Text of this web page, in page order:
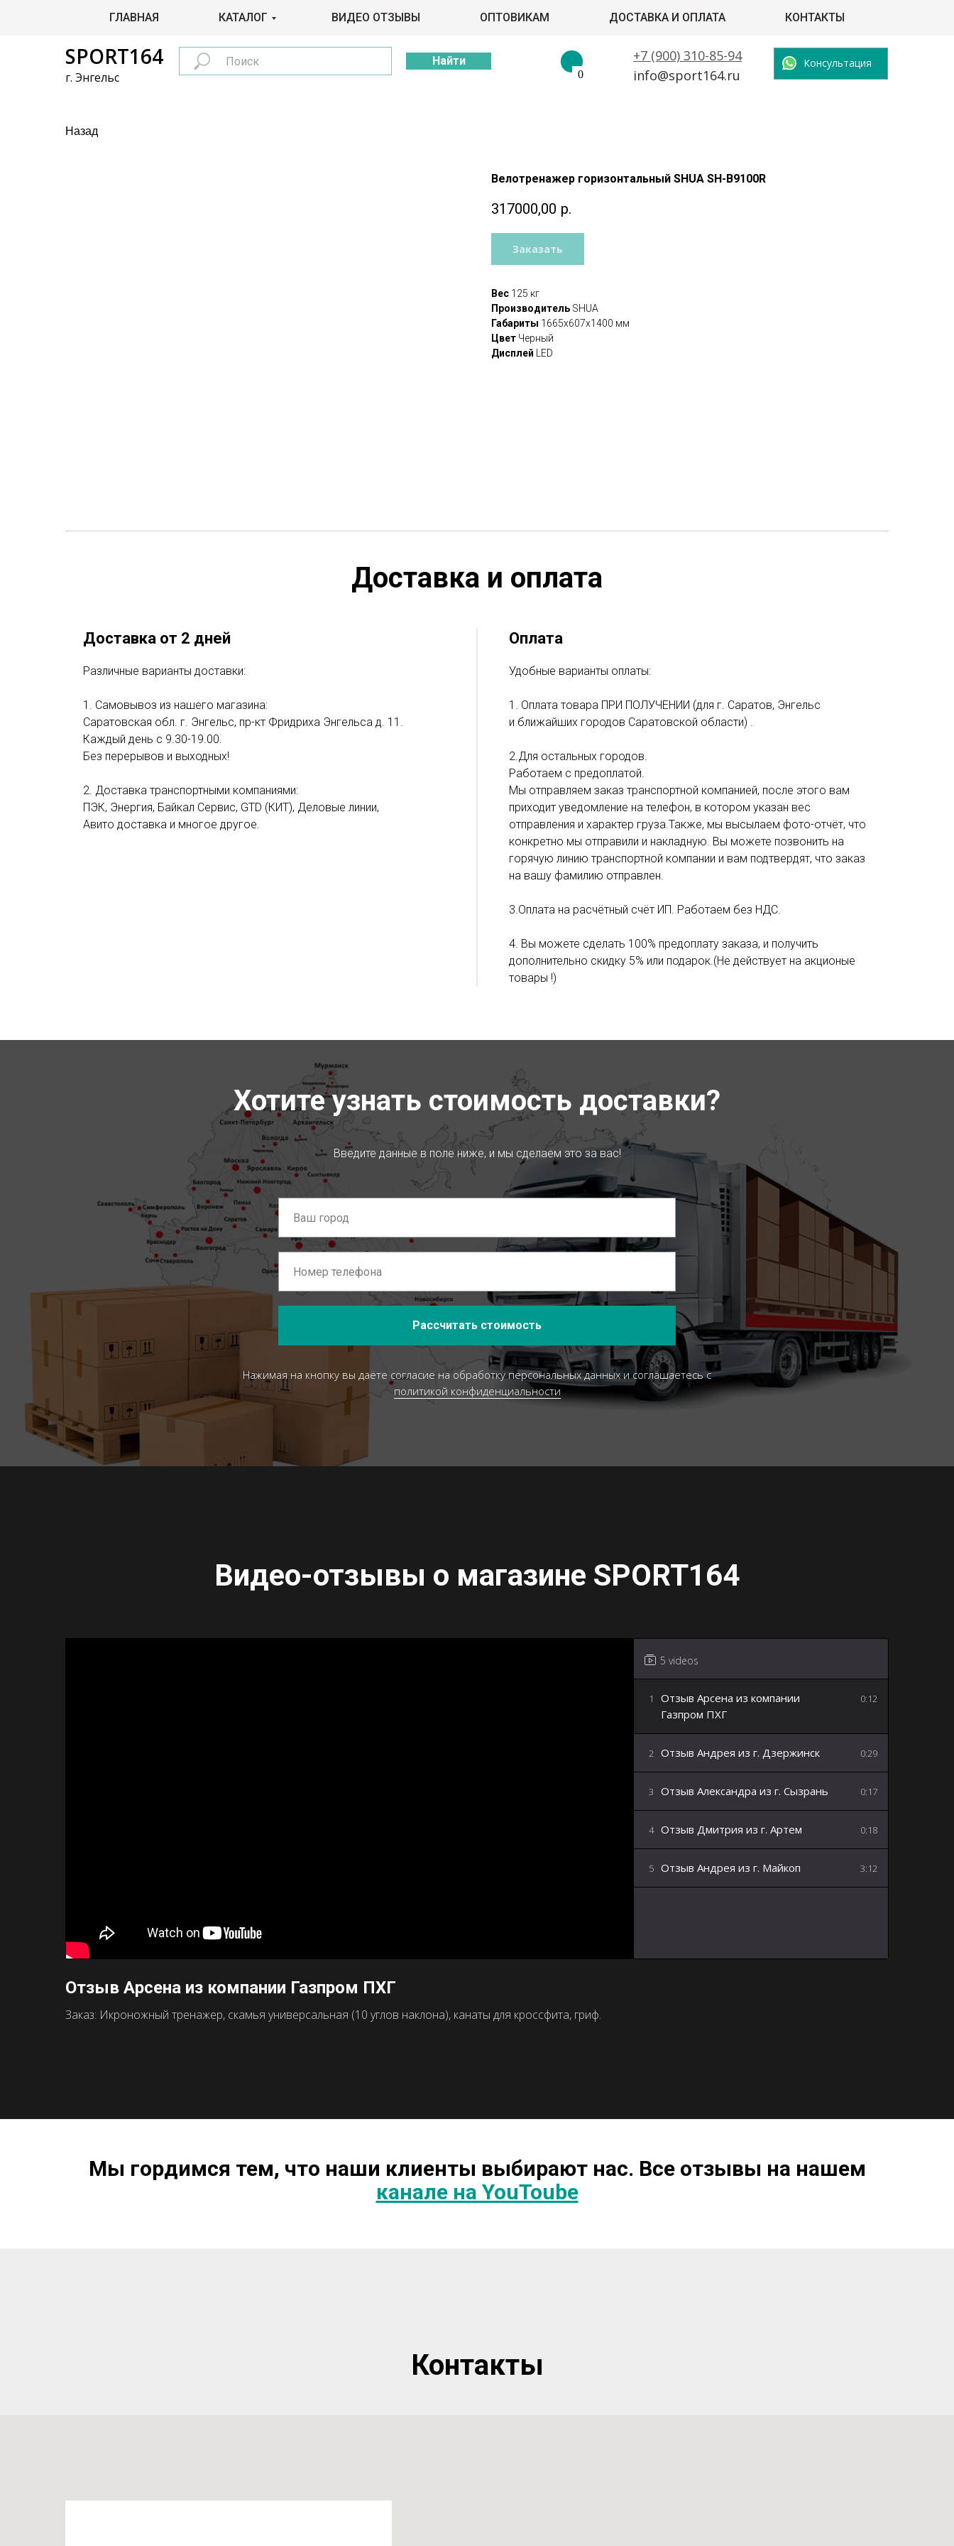
+7 (900) 310-85-94
SPORT164 Консультация
Найти
0 info@sport164.ru
г. Энгельс
Назад
ГЛАВНАЯ КАТАЛОГ ВИДЕО ОТЗЫВЫ ОПТОВИКАМ ДОСТАВКА И ОПЛАТА КОНТАКТЫ
Велотренажер горизонтальный SHUA SH-B9100R
317000,00 р.
Заказать
Вес 125 кг
Производитель SHUA
Габариты 1665х607х1400 мм
Цвет Черный
Дисплей LED
Доставка и оплата
Доставка от 2 дней
Различные варианты доставки:
1. Самовывоз из нашего магазина:
Саратовская обл. г. Энгельс, пр-кт Фридриха Энгельса д. 11.
Каждый день с 9.30-19.00.
Без перерывов и выходных!
2. Доставка транспортными компаниями:
ПЭК, Энергия, Байкал Сервис, GTD (КИТ), Деловые линии,
Авито доставка и многое другое.
Оплата
Удобные варианты оплаты:
1. Оплата товара ПРИ ПОЛУЧЕНИИ (для г. Саратов, Энгельс
и ближайших городов Саратовской области) .
2.Для остальных городов.
Работаем с предоплатой.
Мы отправляем заказ транспортной компанией, после этого вам
приходит уведомление на телефон, в котором указан вес
отправления и характер груза.Также, мы высылаем фото-отчёт, что
конкретно мы отправили и накладную. Вы можете позвонить на
горячую линию транспортной компании и вам подтвердят, что заказ
на вашу фамилию отправлен.
3.Оплата на расчётный счёт ИП. Работаем без НДС.
4. Вы можете сделать 100% предоплату заказа, и получить
дополнительно скидку 5% или подарок.(Не действует на акционые
товары !)
Хотите узнать стоимость доставки?
Введите данные в поле ниже, и мы сделаем это за вас!
Рассчитать стоимость
Нажимая на кнопку вы даёте согласие на обработку персональных данных и соглашаетесь c
политикой конфиденциальности
Видео-отзывы о магазине SPORT164
5 videos
1
Отзыв Арсена из компании
Газпром ПХГ
0:12
2 Отзыв Андрея из г. Дзержинск 0:29
3 Отзыв Александра из г. Сызрань 0:17
4 Отзыв Дмитрия из г. Артем 0:18
5 Отзыв Андрея из г. Майкоп 3:12
Отзыв Арсена из компании Газпром ПХГ
Заказ: Икроножный тренажер, скамья универсальная (10 углов наклона), канаты для кроссфита, гриф.
Мы гордимся тем, что наши клиенты выбирают нас. Все отзывы на нашем
канале на YouToube
Контакты